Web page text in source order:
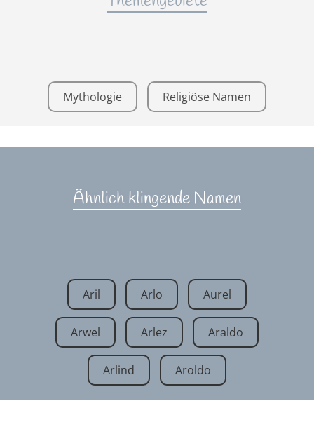
Mythologie Religiöse Namen
Ähnlich klingende Namen
Aril Arlo Aurel
Arwel Arlez Araldo
Arlind Aroldo